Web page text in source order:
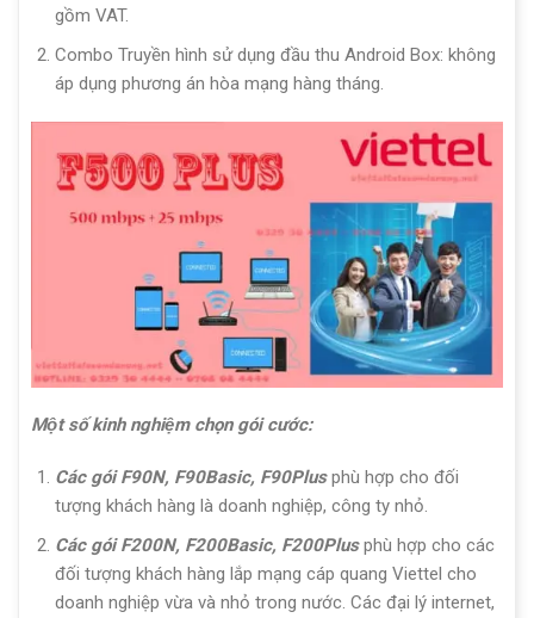
gồm VAT.
Combo Truyền hình sử dụng đầu thu Android Box: không
áp dụng phương án hòa mạng hàng tháng.
Một số kinh nghiệm chọn gói cước:
Các gói F90N, F90Basic, F90Plusphù hợp cho đối
tượng khách hàng là doanh nghiệp, công ty nhỏ.
Các gói F200N, F200Basic, F200Plusphù hợp cho các
đối tượng khách hàng lắp mạng cáp quang Viettel cho
doanh nghiệp vừa và nhỏ trong nước. Các đại lý internet,